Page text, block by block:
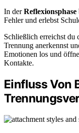
In derReflexionsphase
Fehler und erlebst
Schließlich erreichst du
Trennung anerkennst
Emotionen los und
Kontakte.
Einfluss Von